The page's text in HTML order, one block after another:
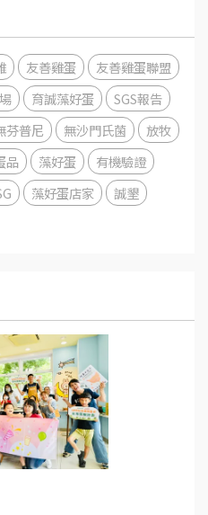
友善雞蛋
友善雞蛋聯盟
育誠藻好蛋
SGS報告
芬普尼 無沙門氏菌
放牧
品 藻好蛋
有機驗證
藻好蛋店家
誠墾